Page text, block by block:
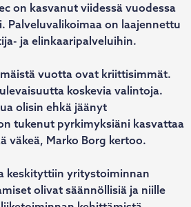
on kasvanut viidessä vuodessa
Palveluvalikoimaa on laajennettu
ja elinkaaripalveluihin.
vuotta ovat kriittisimmät.
koskevia valintoja.
olisin ehkä jäänyt
tukenut pyrkimyksiäni kasvattaa
väkeä, Marko Borg kertoo.
keskityttiin yritystoiminnan
olivat säännöllisiä ja niille